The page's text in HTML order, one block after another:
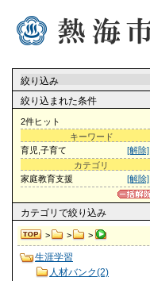
絞り込み
絞り込まれた条件
2件ヒット
キーワード
[解除]
育児,子育て
カテゴリ
[解除]
家庭教育支援
カテゴリ で絞り込み
> > >
生涯学習
人材バンク(2)